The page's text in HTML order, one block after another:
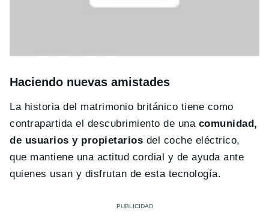
Haciendo nuevas amistades
La historia del matrimonio británico tiene como
contrapartida el descubrimiento de una comunidad,
de usuarios y propietarios del coche eléctrico,
que mantiene una actitud cordial y de ayuda ante
quienes usan y disfrutan de esta tecnología.